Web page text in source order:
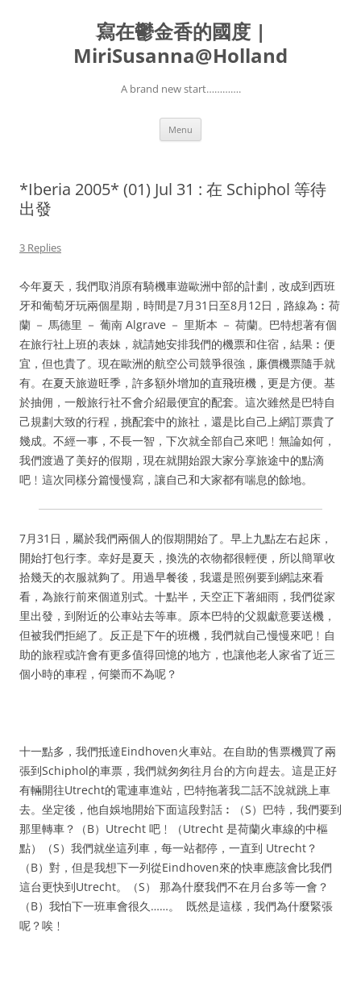
寫在鬱金香的國度 |
MiriSusanna@Holland
A brand new start………….
Menu
*Iberia 2005* (01) Jul 31 : 在 Schiphol 等待
出發
3 Replies
今年夏天，我們取消原有騎機車遊歐洲中部的計劃，改成到西班
牙和葡萄牙玩兩個星期，時間是7月31日至8月12日，路線為︰荷
蘭 － 馬德里 － 葡南 Algrave － 里斯本 － 荷蘭。巴特想著有個
在旅行社上班的表妹，就請她安排我們的機票和住宿，結果︰便
宜，但也貴了。現在歐洲的航空公司競爭很強，廉價機票隨手就
有。在夏天旅遊旺季，許多額外增加的直飛班機，更是方便。基
於抽佣，一般旅行社不會介紹最便宜的配套。這次雖然是巴特自
己規劃大致的行程，挑配套中的旅社，還是比自己上網訂票貴了
幾成。不經一事，不長一智，下次就全部自己來吧﹗無論如何，
我們渡過了美好的假期，現在就開始跟大家分享旅途中的點滴
吧﹗這次同樣分篇慢慢寫，讓自己和大家都有喘息的餘地。
7月31日，屬於我們兩個人的假期開始了。早上九點左右起床，
開始打包行李。幸好是夏天，換洗的衣物都很輕便，所以簡單收
拾幾天的衣服就夠了。用過早餐後，我還是照例要到網誌來看
看，為旅行前來個道別式。十點半，天空正下著細雨，我們從家
里出發，到附近的公車站去等車。原本巴特的父親獻意要送機，
但被我們拒絕了。反正是下午的班機，我們就自己慢慢來吧﹗自
助的旅程或許會有更多值得回憶的地方，也讓他老人家省了近三
個小時的車程，何樂而不為呢？
十一點多，我們抵達Eindhoven火車站。在自助的售票機買了兩
張到Schiphol的車票，我們就匆匆往月台的方向趕去。這是正好
有輛開往Utrecht的電連車進站，巴特拖著我二話不說就跳上車
去。坐定後，他自娛地開始下面這段對話︰（S）巴特，我們要到
那里轉車？（B）Utrecht 吧﹗（Utrecht 是荷蘭火車線的中樞
點）（S）我們就坐這列車，每一站都停，一直到 Utrecht？
（B）對，但是我想下一列從Eindhoven來的快車應該會比我們
這台更快到Utrecht。（S） 那為什麼我們不在月台多等一會？
（B）我怕下一班車會很久……。
既然是這樣，我們為什麼緊張
呢？唉﹗